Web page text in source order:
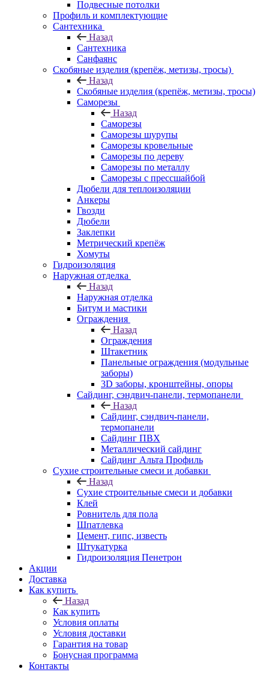
Подвесные потолки
Профиль и комплектующие
Сантехника
Назад
Сантехника
Санфаянс
Скобяные изделия (крепёж, метизы, тросы)
Назад
Скобяные изделия (крепёж, метизы, тросы)
Саморезы
Назад
Саморезы
Саморезы шурупы
Саморезы кровельные
Саморезы по дереву
Саморезы по металлу
Саморезы с прессшайбой
Дюбели для теплоизоляции
Анкеры
Гвозди
Дюбели
Заклепки
Метрический крепёж
Хомуты
Гидроизоляция
Наружная отделка
Назад
Наружная отделка
Битум и мастики
Ограждения
Назад
Ограждения
Штакетник
Панельные ограждения (модульные
заборы)
3D заборы, кронштейны, опоры
Cайдинг, сэндвич-панели, термопанели
Назад
Cайдинг, сэндвич-панели,
термопанели
Сайдинг ПВХ
Металлический сайдинг
Сайдинг Альта Профиль
Сухие строительные смеси и добавки
Назад
Сухие строительные смеси и добавки
Клей
Ровнитель для пола
Шпатлевка
Цемент, гипс, известь
Штукатурка
Гидроизоляция Пенетрон
Акции
Доставка
Как купить
Назад
Как купить
Условия оплаты
Условия доставки
Гарантия на товар
Бонусная программа
Контакты